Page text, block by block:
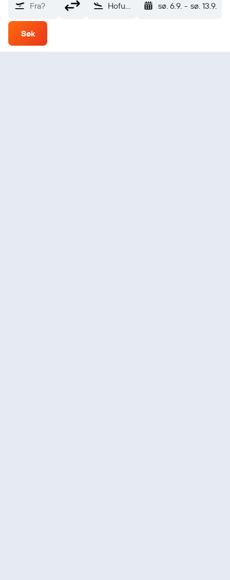
Fra? Hofuf Al-Ahsa (HOF) sø. 6.9. - sø. 13.9.
Søk